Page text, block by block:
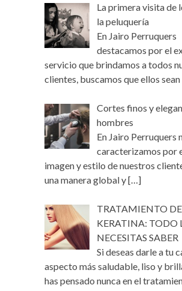
La primera visita de
la peluquería
En Jairo Perruquers
destacamos por el
servicio que brindamos a todos
clientes, buscamos que ellos sean
Cortes finos y
hombres
En Jairo Perruquers
caracterizamos por
imagen y estilo de nuestros
una manera global y[…]
TRATAMIENTO DE
KERATINA: TODO
NECESITAS SABER
Si deseas darle a tu
aspecto más saludable, liso y
has pensado nunca en el